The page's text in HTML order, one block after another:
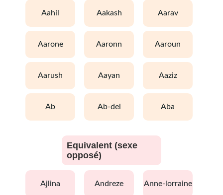
aahil aakash aarav
aarone aaronn aaroun
aarush aayan aaziz
ab ab-del aba
Equivalent (sexe
opposé)
ajlina andreze anne-lorraine